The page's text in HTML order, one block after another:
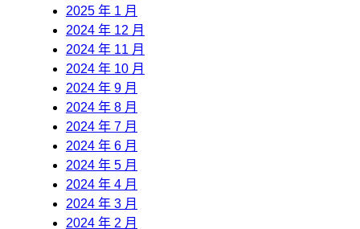
2025 年 1 月
2024 年 12 月
2024 年 11 月
2024 年 10 月
2024 年 9 月
2024 年 8 月
2024 年 7 月
2024 年 6 月
2024 年 5 月
2024 年 4 月
2024 年 3 月
2024 年 2 月